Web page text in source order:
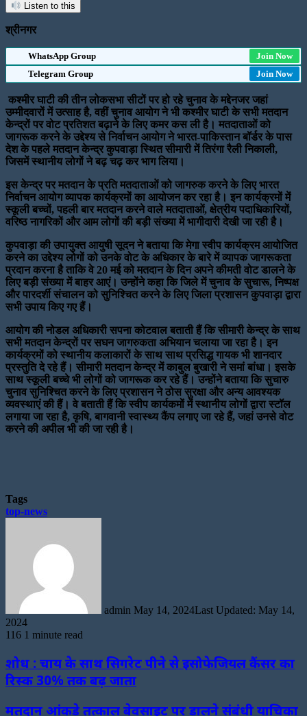
Listen to this
श्रीनगर
WhatsApp Group
Join Now
Telegram Group
Join Now
कश्मीर घाटी की तीन लोकसभा सीटों पर हो रहे चुनाव के मद्देनजर जहां
उम्मीदवारों में उत्साह है, वहीं चुनाव आयोग ने भी कश्मीर घाटी के सभी मतदान
केन्द्रों पर वोट प्रतिशत बढ़ाने के लिए कमर कस ली है। मतदाताओं को
जागरूक करने के उद्देश्य से निर्वाचन आयोग ने भारत-पाकिस्तान बॉर्डर के पास
देश के पहले मतदान केन्द्र कुपवाड़ा स्थित सीमारी में तिरंगा रैली निकाली,
जिसमें स्थानीय लोगों ने बढ़ चढ़ कर भाग लिया।
इस केन्द्र पर मतदान के प्रति मतदाताओं को जागरुक करने के लिए भारत
निर्वाचन आयोग व्यापक कार्यक्रमों का आयोजन कर रहा है। इन कार्यक्रमों में
स्कूली बच्चों, पहली बार मतदान करने वाले मतदाताओं, क्षेत्रीय पदाधिकारियों,
वरिष्ठ नागरिकों और आम लोगों की बड़ी संख्या में भागीदारी देखी जा रही है।
कुपवाड़ा की उपायुक्त आयुषी सूदन ने बताया कि मेगा स्वीप कार्यक्रम आयोजित
करने का उद्देश्य लोगों को उनके वोट के अधिकार के बारे में व्यापक जागरूकता
प्रदान करना है ताकि वे 20 मई को मतदान के दिन अपने कीमती वोट डालने के
लिए बड़ी संख्या में बाहर आएं। उन्होंने कहा कि जिले में चुनाव के सुचारू, निष्पक्ष
और पारदर्शी संचालन को सुनिश्चित करने के लिए जिला प्रशासन कुपवाड़ा द्वारा
सभी उपाय किए गए हैं।
आयोग की नोडल अधिकारी सपना कोटवाल बताती हैं कि सीमारी केन्द्र के साथ
सभी मतदान केन्द्रों पर सघन जागरुकता अभियान चलाया जा रहा है। इन
कार्यक्रमों को स्थानीय कलाकारों के साथ साथ प्रसिद्ध गायक भी शानदार
प्रस्तुति दे रहे हैं। सीमारी मतदान केन्द्र में काबुल बुखारी ने समां बांधा। इसके
साथ स्कूली बच्चे भी लोगों को जागरूक कर रहे हैं। उन्होंने बताया कि सुचारु
चुनाव सुनिश्चित करने के लिए प्रशासन ने ठोस सुरक्षा और अन्य आवश्यक
व्यवस्थाएं की हैं। वे बताती हैं कि स्वीप कार्यकमों में स्थानीय लोगों द्वारा स्टॉल
लगाया जा रहा है, कृषि, बागवानी स्वास्थ्य कैंप लगाए जा रहे हैं, जहां उनसे वोट
करने की अपील भी की जा रही है।
Tags
top-news
admin May 14, 2024Last Updated: May 14,
2024
116 1 minute read
शोध : चाय के साथ सिगरेट पीने से इसोफेजियल कैंसर का
रिस्क 30% तक बढ़ जाता
मतदान आंकड़े तत्काल बेवसाइट पर डालने संबंधी याचिका